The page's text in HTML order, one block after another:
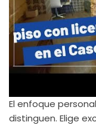
El enfoque
distinguen. Elige